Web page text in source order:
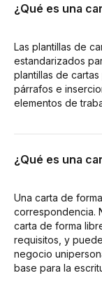
¿Qué es una
Las plantillas de
estandarizados
plantillas de
párrafos e
elementos de
¿Qué es una
Una carta de
correspondencia.
carta de forma
requisitos, y
negocio
base para la